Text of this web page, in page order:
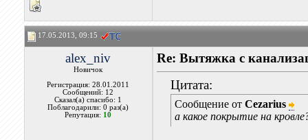
17.05.2013, 09:15
alex_niv
Новичок
Регистрация: 28.01.2011
Сообщений: 12
Сказал(а) спасибо: 1
Поблагодарили: 0 раз(а)
Репутация: 10
Re: Вытяжка с
Цитата:
Сообщение от Cezarius
а какое покрытие на